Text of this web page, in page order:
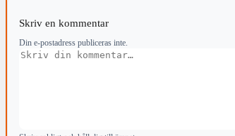
Skriv en kommentar
Din e-postadress publiceras inte.
Kommentar